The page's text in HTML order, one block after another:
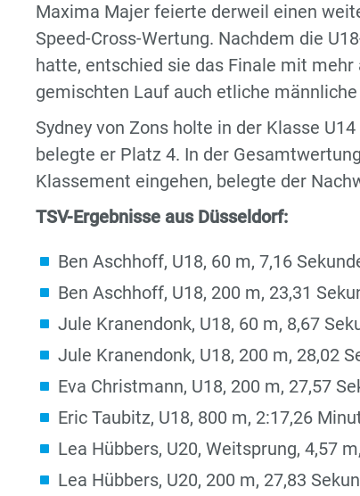
Maxima Majer feierte derweil einen
Speed-Cross-Wertung. Nachdem die
hatte, entschied sie das Finale mit
gemischten Lauf auch etliche
Sydney von Zons holte in der Klasse
belegte er Platz 4. In der
Klassement eingehen, belegte der
TSV-Ergebnisse aus Düsseldorf:
Ben Aschhoff, U18, 60 m, 7,16
Ben Aschhoff, U18, 200 m, 23,31
Jule Kranendonk, U18, 60 m, 8,67
Jule Kranendonk, U18, 200 m, 28,02
Eva Christmann, U18, 200 m, 27,57
Eric Taubitz, U18, 800 m, 2:17,26
Lea Hübbers, U20, Weitsprung, 4,57
Lea Hübbers, U20, 200 m, 27,83